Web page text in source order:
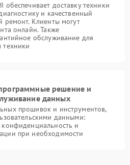
обеспечивает доставку техники
и качественный
ремонт. Клиенты могут
онлайн. Также
обслуживание для
техники
решение и
данных
прошивок и инструментов,
данными:
и
при необходимости